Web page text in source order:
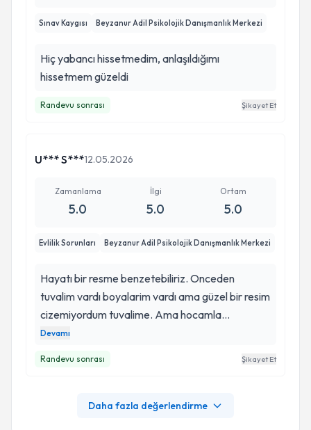
Sınav Kaygısı Beyzanur Adil Psikolojik Danışmanlık Merkezi
Hiç yabancı hissetmedim, anlaşıldığımı
hissetmem güzeldi
Randevu sonrası Şikayet Et
U*** S***12.05.2026
Zamanlama
5.0
İlgi
5.0
Ortam
5.0
Evlilik Sorunları Beyzanur Adil Psikolojik Danışmanlık Merkezi
Hayatı bir resme benzetebiliriz. Onceden
tuvalim vardı boyalarim vardı ama güzel bir resim
cizemiyordum tuvalime. Ama hocamla
tanıştıktan sonra bu durum değişti. Hocamın
cizebiliyorum. Hersey için hocama çok teşekkür
Devamı
Randevu sonrası Şikayet Et
Daha fazla değerlendirme